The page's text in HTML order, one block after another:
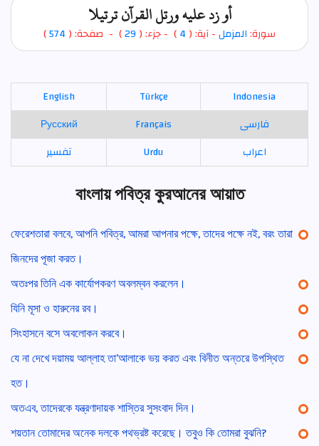
أو زد عليه ورتل القرآن ترتيلا
سورة:المزمل- آية: ( 4
) - جزء: (29) - صفحة: ( 574
)
English Türkçe
Indonesia
Русский
Français
فارسی
تفسير
Urdu اعراب
বাংলায় পবিত্র কুরআনের আয়াত
ফেরেশতারা বলবে, আপনি পবিত্র, আমরা আপনার পক্ষে, তাদের পক্ষে নই, বরং তারা
জিনদের পূজা করত।
অতঃপর তিনি এক কার্যোপকরণ অবলম্বন করলেন।
যিনি মূসা ও হারুনের রব।
সিংহাসনে বসে অবলোকন করবে।
যে না দেখে দয়াময় আল্লাহ তা’আলাকে ভয় করত এবং বিনীত অন্তরে উপস্থিত
হত।
অতএব, তাদেরকে যন্ত্রণাদায়ক শাস্তির সুসংবাদ দিন।
শয়তান তোমাদের অনেক দলকে পথভ্রষ্ট করেছে। তবুও কি তোমরা বুঝনি?